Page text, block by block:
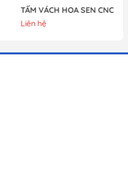
TẤM VÁCH HOA SEN CNC
Liên hệ